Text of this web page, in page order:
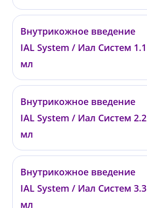
00730
от 9 000 ₽
Внутрикожное введение
IAL System / Иал Систем 1.1
мл
00731
от 14 000 ₽
Внутрикожное введение
IAL System / Иал Систем 2.2
мл
0821
от 22 000 ₽
Внутрикожное введение
IAL System / Иал Систем 3.3
мл